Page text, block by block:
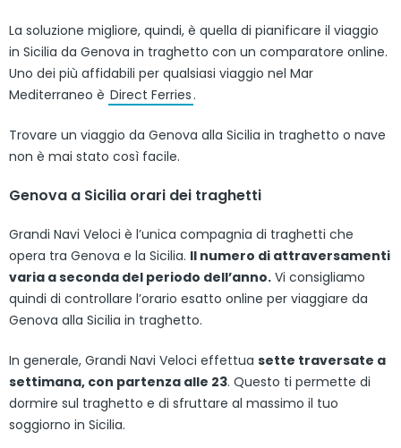
La soluzione migliore, quindi, è quella di pianificare il viaggio
in Sicilia da Genova in traghetto con un comparatore online.
Uno dei più affidabili per qualsiasi viaggio nel Mar
Mediterraneo è Direct Ferries .
Trovare un viaggio da Genova alla Sicilia in traghetto o nave
non è mai stato così facile.
Genova a Sicilia orari dei traghetti
Grandi Navi Veloci è l’unica compagnia di traghetti che
opera tra Genova e la Sicilia. Il numero di attraversamenti
varia a seconda del periodo dell’anno. Vi consigliamo
quindi di controllare l’orario esatto online per viaggiare da
Genova alla Sicilia in traghetto.
In generale, Grandi Navi Veloci effettua sette traversate a
settimana, con partenza alle 23. Questo ti permette di
dormire sul traghetto e di sfruttare al massimo il tuo
soggiorno in Sicilia.